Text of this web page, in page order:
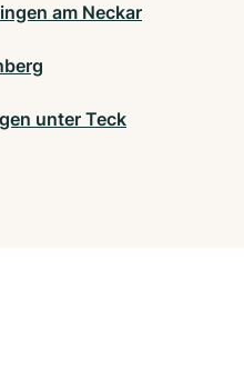
am Neckar
unter Teck